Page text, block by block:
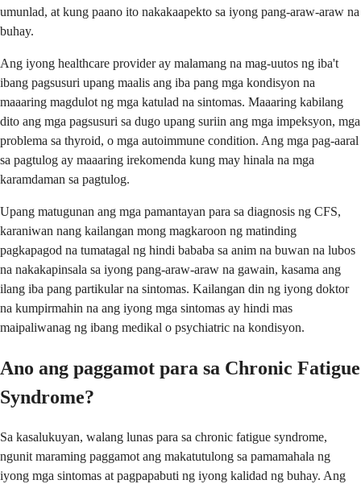
umunlad, at kung paano ito nakakaapekto sa iyong pang-araw-araw na
buhay.
Ang iyong healthcare provider ay malamang na mag-uutos ng iba't
ibang pagsusuri upang maalis ang iba pang mga kondisyon na
maaaring magdulot ng mga katulad na sintomas. Maaaring kabilang
dito ang mga pagsusuri sa dugo upang suriin ang mga impeksyon, mga
problema sa thyroid, o mga autoimmune condition. Ang mga pag-aaral
sa pagtulog ay maaaring irekomenda kung may hinala na mga
karamdaman sa pagtulog.
Upang matugunan ang mga pamantayan para sa diagnosis ng CFS,
karaniwan nang kailangan mong magkaroon ng matinding
pagkapagod na tumatagal ng hindi bababa sa anim na buwan na lubos
na nakakapinsala sa iyong pang-araw-araw na gawain, kasama ang
ilang iba pang partikular na sintomas. Kailangan din ng iyong doktor
na kumpirmahin na ang iyong mga sintomas ay hindi mas
maipaliwanag ng ibang medikal o psychiatric na kondisyon.
Ano ang paggamot para sa Chronic Fatigue
Syndrome?
Sa kasalukuyan, walang lunas para sa chronic fatigue syndrome,
ngunit maraming paggamot ang makatutulong sa pamamahala ng
iyong mga sintomas at pagpapabuti ng iyong kalidad ng buhay. Ang